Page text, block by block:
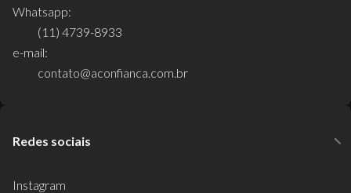
Whatsapp:
(11) 4739-8933
e-mail:
contato@aconfianca.com.br
Redes sociais
Instagram